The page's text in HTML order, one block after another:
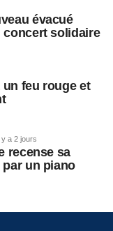
évacué
concert solidaire
un feu rouge et
y a 2 jours
recense sa
par un piano